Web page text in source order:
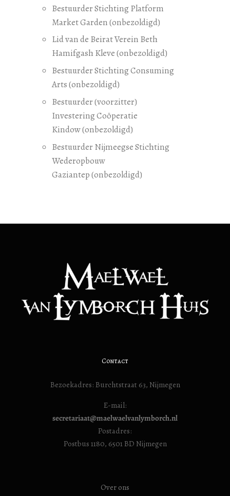
Bestuurder Stichting Platform
Market Garden (onbezoldigd)
Lid van de Beirat Verein Beth
Hamifgash Kleve (onbezoldigd)
Bestuurder Stichting Consuming
Arts (onbezoldigd)
Bestuurder (voorzitter)
Investering Coöperatie
Kindow (onbezoldigd)
Bestuurder Nijmeegse Stichting
Wederopbouw
Gaziantep (onbezoldigd)
Contact
Bezoekadres: Burchtstraat 63, Nijmegen
E-mail:
secretariaat@maelwaelvanlymborch.nl
Postadres:
Postbus 1180, 6501 BD Nijmegen
Over ons